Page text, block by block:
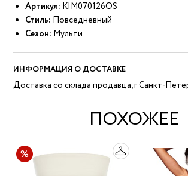
Артикул: KIM070126OS
Стиль: Повседневный
Сезон: Мульти
ИНФОРМАЦИЯ О ДОСТАВКЕ
Доставка со склада продавца, г Санкт-
ПОХОЖЕЕ